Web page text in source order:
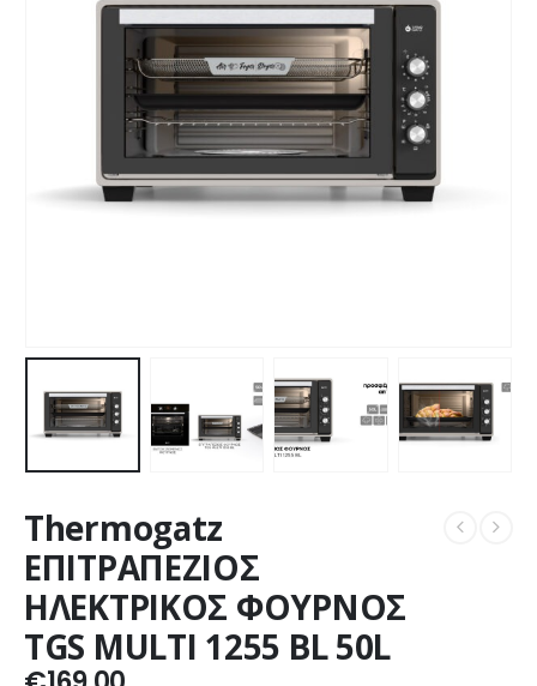
Thermogatz
ΕΠΙΤΡΑΠΕΖΙΟΣ
ΗΛΕΚΤΡΙΚΟΣ ΦΟΥΡΝΟΣ
TGS MULTI 1255 BL 50L